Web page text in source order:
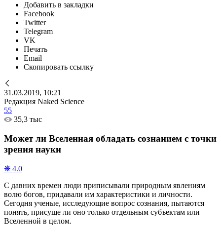
Добавить в закладки
Facebook
Twitter
Telegram
VK
Печать
Email
Скопировать ссылку
31.03.2019, 10:21
Редакция Naked Science
55
35,3 тыс
Может ли Вселенная обладать сознанием с точки
зрения науки
❋ 4.0
С давних времен люди приписывали природным явлениям
волю богов, придавали им характеристики и личности.
Сегодня ученые, исследующие вопрос сознания, пытаются
понять, присуще ли оно только отдельным субъектам или
Вселенной в целом.